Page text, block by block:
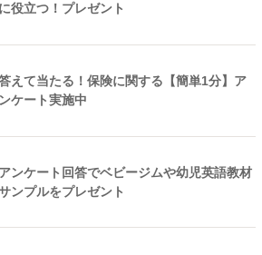
に役立つ！プレゼント
えて当たる！保険に関する【簡単1分】ア
ンケート実施中
アンケート回答でベビージムや幼児英語教材
ンプルをプレゼント